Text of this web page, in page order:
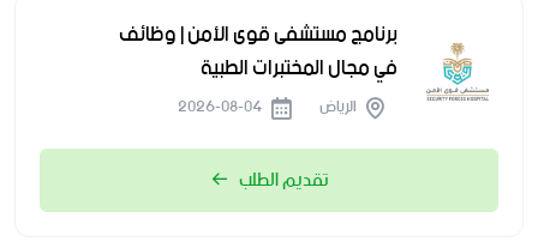
برنامج مستشفى قوى الأمن | وظائف
في مجال المختبرات الطبية
الرياض
تقديم الطلب